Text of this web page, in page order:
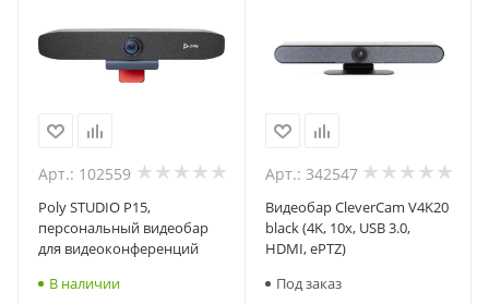
Арт.: 102559
Poly STUDIO P15,
персональный видеобар
для видеоконференций
В наличии
Арт.: 342547
Видеобар CleverCam V4K20
black (4K, 10x, USB 3.0,
HDMI, ePTZ)
Под заказ